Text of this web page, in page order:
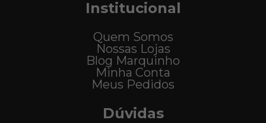
Institucional
Quem Somos
Nossas Lojas
Blog Marquinho
Minha Conta
Meus Pedidos
Dúvidas